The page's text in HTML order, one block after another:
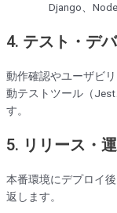
Django、
4. テスト・デ
動作確認やユーザビ
動テストツール（
す。
5. リリース・
本番環境にデプロイ
返します。